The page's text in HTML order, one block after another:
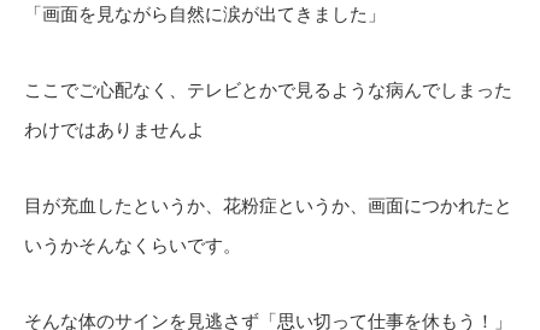
「画面を見ながら自然に涙が出てきました」
ここでご心配なく、テレビとかで見るような病んでしまった
わけではありませんよ
目が充血したというか、花粉症というか、画面につかれたと
いうかそんなくらいです。
そんな体のサインを見逃さず「思い切って仕事を休もう！」